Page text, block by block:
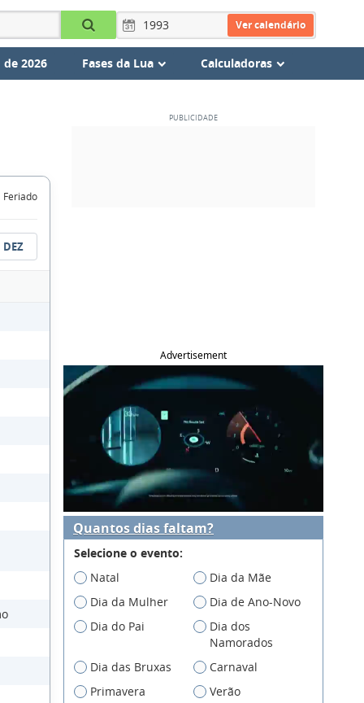
Ver calendário
2026 Fases da Lua Calculadoras
Feriado
DEZ
Advertisement
Quantos dias faltam?
Selecione o evento:
Natal
Dia da Mãe
Dia da Mulher
Dia de Ano-Novo
Dia do Pai
Dia dos
Namorados
Dia das Bruxas
Carnaval
Primavera
Verão